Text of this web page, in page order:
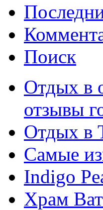
Поиск
Отдых в
отзывы
Отдых в
Самые
Indigo
Храм